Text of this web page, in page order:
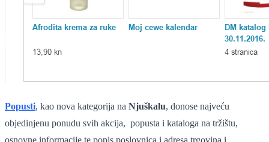
Popusti, kao nova kategorija na Njuškalu, donose najveću
objedinjenu ponudu svih akcija, popusta i kataloga na tržištu,
osnovne informacije te popis poslovnica i adresa trgovina i